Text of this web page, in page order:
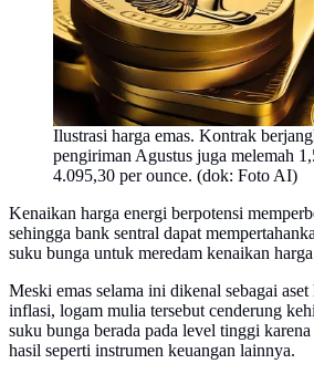
Ilustrasi harga emas. Kontrak
pengiriman Agustus juga melemah
4.095,30 per ounce. (dok: Foto AI)
Kenaikan harga energi berpotensi
sehingga bank sentral dapat
suku bunga untuk meredam kenaikan
Meski emas selama ini dikenal sebagai
inflasi, logam mulia tersebut cenderung
suku bunga berada pada level tinggi
hasil seperti instrumen keuangan lainnya.